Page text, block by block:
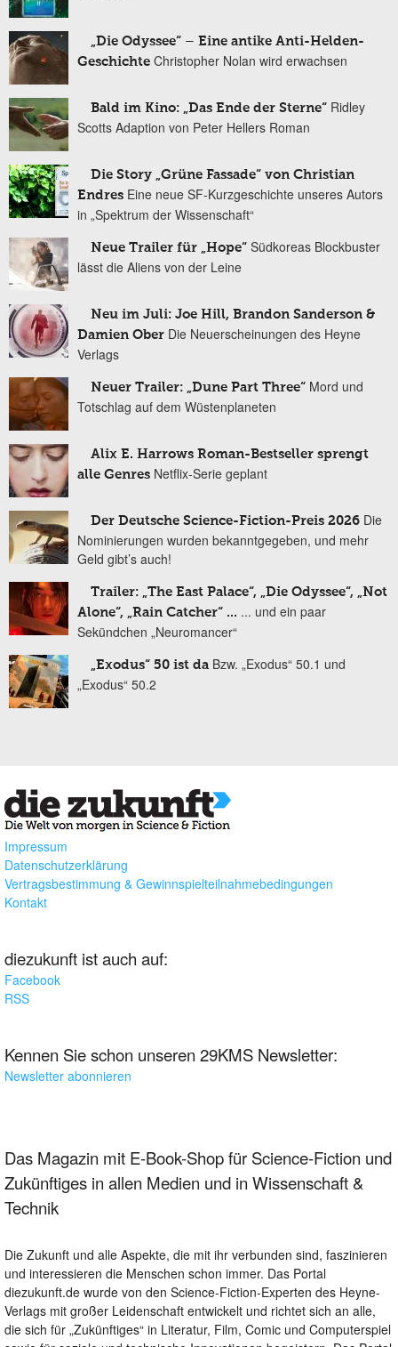
„Die Odyssee“ – Eine antike Anti-Helden-
Geschichte Christopher Nolan wird erwachsen
Bald im Kino: „Das Ende der Sterne“ Ridley
Scotts Adaption von Peter Hellers Roman
Die Story „Grüne Fassade“ von Christian
Endres Eine neue SF-Kurzgeschichte unseres Autors
in „Spektrum der Wissenschaft“
Neue Trailer für „Hope“ Südkoreas Blockbuster
lässt die Aliens von der Leine
Neu im Juli: Joe Hill, Brandon Sanderson &
Damien Ober Die Neuerscheinungen des Heyne
Verlags
Neuer Trailer: „Dune Part Three“ Mord und
Totschlag auf dem Wüstenplaneten
Alix E. Harrows Roman-Bestseller sprengt
alle Genres Netflix-Serie geplant
Der Deutsche Science-Fiction-Preis 2026 Die
Nominierungen wurden bekanntgegeben, und mehr
Geld gibt’s auch!
Trailer: „The East Palace“, „Die Odyssee“, „Not
Alone“, „Rain Catcher“ ... ... und ein paar
Sekündchen „Neuromancer“
„Exodus“ 50 ist da Bzw. „Exodus“ 50.1 und
„Exodus“ 50.2
Impressum
Datenschutzerklärung
Vertragsbestimmung & Gewinnspielteilnahmebedingungen
Kontakt
diezukunft ist auch auf:
Facebook
RSS
Kennen Sie schon unseren 29KMS Newsletter:
Newsletter abonnieren
Das Magazin mit E-Book-Shop für Science-Fiction und
Zukünftiges in allen Medien und in Wissenschaft &
Technik
Die Zukunft und alle Aspekte, die mit ihr verbunden sind, faszinieren
und interessieren die Menschen schon immer. Das Portal
diezukunft.de wurde von den Science-Fiction-Experten des Heyne-
Verlags mit großer Leidenschaft entwickelt und richtet sich an alle,
die sich für „Zukünftiges“ in Literatur, Film, Comic und Computerspiel